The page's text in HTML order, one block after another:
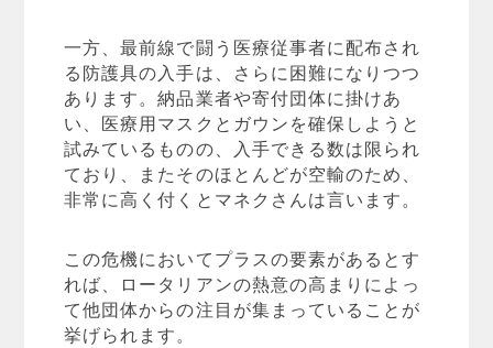
一方、最前線で闘う医療従事者に配布され
る防護具の入手は、さらに困難になりつつ
あります。納品業者や寄付団体に掛けあ
い、医療用マスクとガウンを確保しようと
試みているものの、入手できる数は限られ
ており、またそのほとんどが空輸のため、
非常に高く付くとマネクさんは言います。
この危機においてプラスの要素があるとす
れば、ロータリアンの熱意の高まりによっ
て他団体からの注目が集まっていることが
挙げられます。